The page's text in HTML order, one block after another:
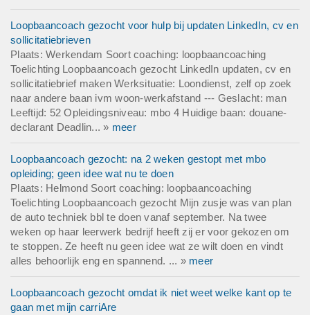
Loopbaancoach gezocht voor hulp bij updaten LinkedIn, cv en
sollicitatiebrieven
Plaats: Werkendam Soort coaching: loopbaancoaching
Toelichting Loopbaancoach gezocht LinkedIn updaten, cv en
sollicitatiebrief maken Werksituatie: Loondienst, zelf op zoek
naar andere baan ivm woon-werkafstand --- Geslacht: man
Leeftijd: 52 Opleidingsniveau: mbo 4 Huidige baan: douane-
declarant Deadlin... » meer
Loopbaancoach gezocht: na 2 weken gestopt met mbo
opleiding; geen idee wat nu te doen
Plaats: Helmond Soort coaching: loopbaancoaching
Toelichting Loopbaancoach gezocht Mijn zusje was van plan
de auto techniek bbl te doen vanaf september. Na twee
weken op haar leerwerk bedrijf heeft zij er voor gekozen om
te stoppen. Ze heeft nu geen idee wat ze wilt doen en vindt
alles behoorlijk eng en spannend. ... » meer
Loopbaancoach gezocht omdat ik niet weet welke kant op te
gaan met mijn carriAre